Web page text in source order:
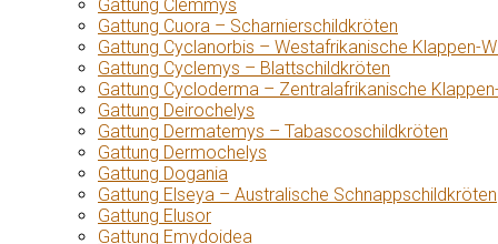
Gattung Clemmys
Gattung Cuora – Scharnierschildkröten
Gattung Cyclanorbis – Westafrikanische Klappen-
Gattung Cyclemys – Blattschildkröten
Gattung Cycloderma – Zentralafrikanische
Gattung Deirochelys
Gattung Dermatemys – Tabascoschildkröten
Gattung Dermochelys
Gattung Dogania
Gattung Elseya – Australische Schnappschildkröten
Gattung Elusor
Gattung Emydoidea